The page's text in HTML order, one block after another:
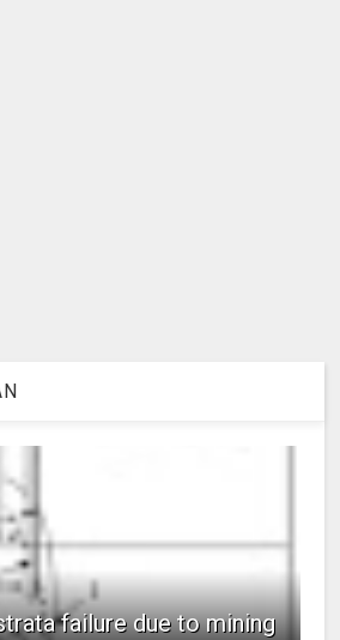
failure due to mining